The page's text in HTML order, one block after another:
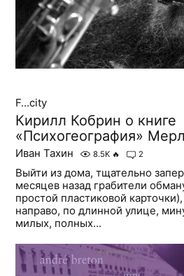
F...city
Кирилл Кобрин о книге
«Психогеография»
Иван Тахин 8.5K 🔥 2
Выйти из дома, тщательно
месяцев назад грабители
простой пластиковой
направо, по длинной улице,
милых, полных...